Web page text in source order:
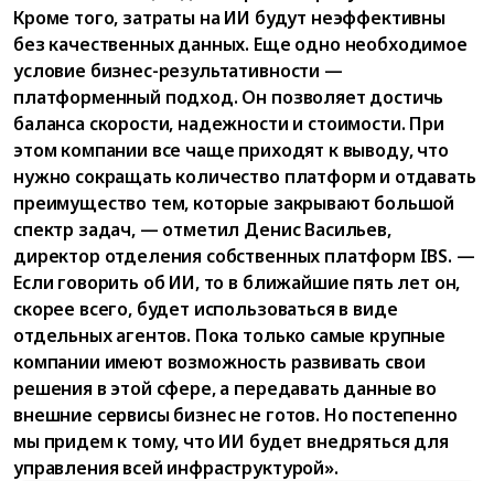
Кроме того, затраты на ИИ будут неэффективны
без качественных данных. Еще одно необходимое
условие бизнес-результативности —
платформенный подход. Он позволяет достичь
баланса скорости, надежности и стоимости. При
этом компании все чаще приходят к выводу, что
нужно сокращать количество платформ и отдавать
преимущество тем, которые закрывают большой
спектр задач, — отметил Денис Васильев,
директор отделения собственных платформ IBS. —
Если говорить об ИИ, то в ближайшие пять лет он,
скорее всего, будет использоваться в виде
отдельных агентов. Пока только самые крупные
компании имеют возможность развивать свои
решения в этой сфере, а передавать данные во
внешние сервисы бизнес не готов. Но постепенно
мы придем к тому, что ИИ будет внедряться для
управления всей инфраструктурой».